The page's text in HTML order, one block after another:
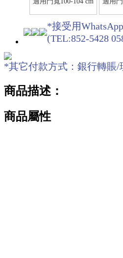
*接受用
(TEL:852-5428
*其它付款方式：銀行轉賬/
商品描述：
商品屬性